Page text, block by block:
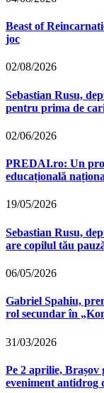
Beast of
joc
02/08/2026
Sebastian Rusu,
pentru prima de
02/06/2026
PREDAI.ro: Un
educațională
19/05/2026
Sebastian Rusu,
are copilul tău
06/05/2026
Gabriel Spahiu,
rol secundar în
31/03/2026
Pe 2 aprilie, Brașov
eveniment antidrog